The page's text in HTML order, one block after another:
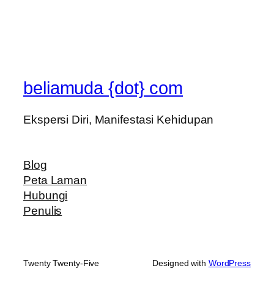
beliamuda {dot} com
Ekspersi Diri, Manifestasi Kehidupan
Blog
Peta Laman
Hubungi
Penulis
Twenty Twenty-Five Designed with WordPress